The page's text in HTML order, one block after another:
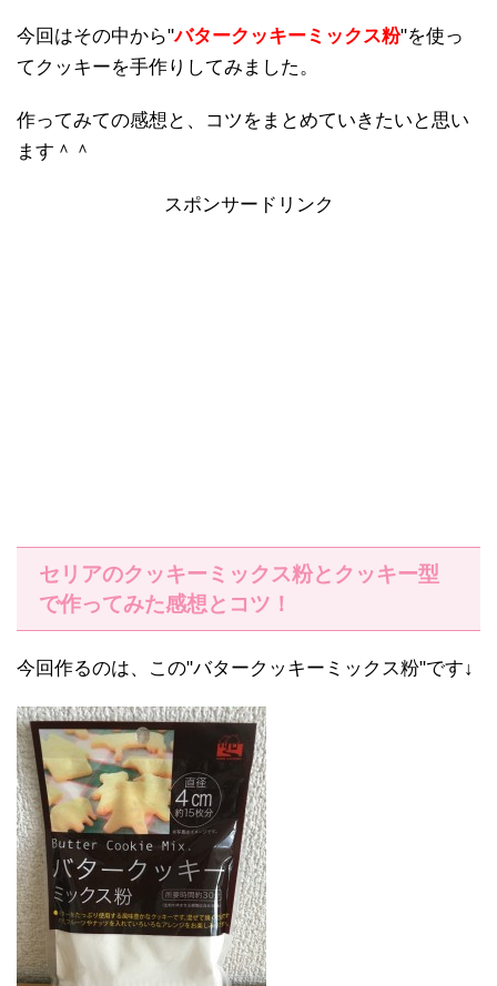
今回はその中から"バタークッキーミックス粉"を使っ
てクッキーを手作りしてみました。
作ってみての感想と、コツをまとめていきたいと思い
ます＾＾
スポンサードリンク
セリアのクッキーミックス粉とクッキー型
で作ってみた感想とコツ！
今回作るのは、この"バタークッキーミックス粉"です↓